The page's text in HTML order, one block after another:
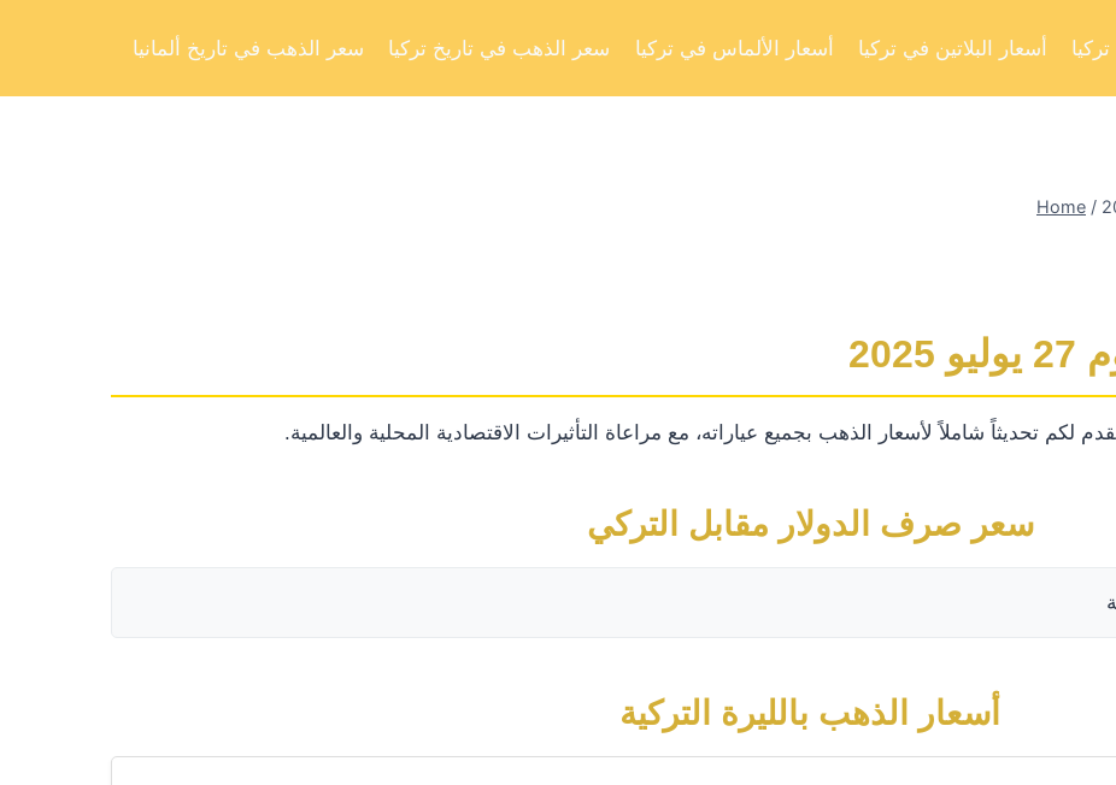
سعر الذهب في تاريخ ألمانيا سعر الذهب في تاريخ تركيا أسعار الألماس في تركيا أسعار البلاتين في تركيا
Home /
تحديثاً شاملاً لأسعار الذهب بجميع عياراته، مع مراعاة التأثيرات الاقتصادية المحلية والعالمية.
سعر صرف الدولار مقابل التركي
أسعار الذهب بالليرة التركية